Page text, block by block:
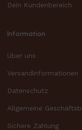
Dein Kundenbereich
Information
Über uns
Versandinformationen
Datenschutz
Allgemeine
Sichere Zahlung